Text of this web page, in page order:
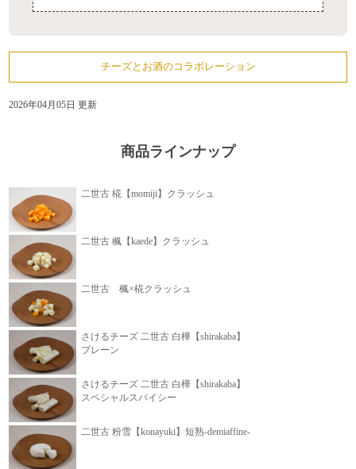
チーズとお酒のコラボレーション
2026年04月05日 更新
商品ラインナップ
二世古 椛【momiji】クラッシュ
二世古 楓【kaede】クラッシュ
二世古 楓×椛クラッシュ
さけるチーズ 二世古 白樺【shirakaba】
プレーン
さけるチーズ 二世古 白樺【shirakaba】
スペシャルスパイシー
二世古 粉雪【konayuki】短熟-demiaffine-